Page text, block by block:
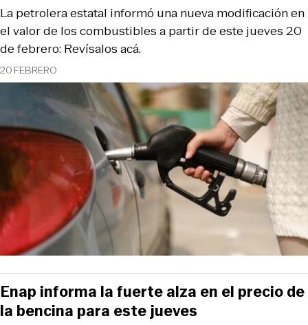
20 FEBRERO
La petrolera estatal informó una nueva modificación en
el valor de los combustibles a partir de este jueves 20
de febrero: Revísalos acá.
Enap informa la fuerte alza en el precio de
la bencina para este jueves